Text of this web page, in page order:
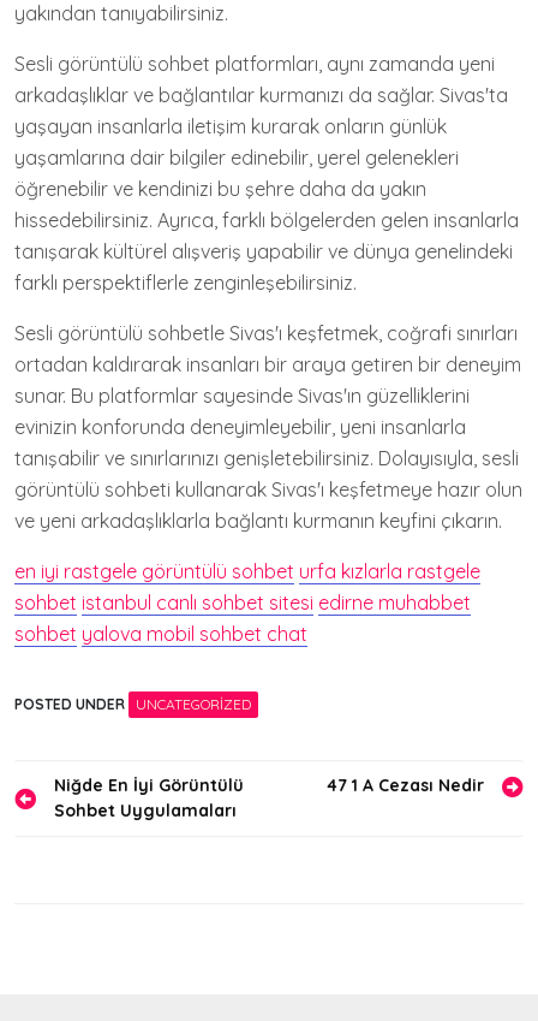
yakından tanıyabilirsiniz.
Sesli görüntülü sohbet platformları, aynı zamanda yeni
arkadaşlıklar ve bağlantılar kurmanızı da sağlar. Sivas'ta
yaşayan insanlarla iletişim kurarak onların günlük
yaşamlarına dair bilgiler edinebilir, yerel gelenekleri
öğrenebilir ve kendinizi bu şehre daha da yakın
hissedebilirsiniz. Ayrıca, farklı bölgelerden gelen insanlarla
tanışarak kültürel alışveriş yapabilir ve dünya genelindeki
farklı perspektiflerle zenginleşebilirsiniz.
Sesli görüntülü sohbetle Sivas'ı keşfetmek, coğrafi sınırları
ortadan kaldırarak insanları bir araya getiren bir deneyim
sunar. Bu platformlar sayesinde Sivas'ın güzelliklerini
evinizin konforunda deneyimleyebilir, yeni insanlarla
tanışabilir ve sınırlarınızı genişletebilirsiniz. Dolayısıyla, sesli
görüntülü sohbeti kullanarak Sivas'ı keşfetmeye hazır olun
ve yeni arkadaşlıklarla bağlantı kurmanın keyfini çıkarın.
en iyi rastgele görüntülü sohbet urfa kızlarla rastgele
sohbet istanbul canlı sohbet sitesi edirne muhabbet
sohbet yalova mobil sohbet chat
POSTED UNDER UNCATEGORIZED
Yazı
gezinmesi
Niğde En İyi Görüntülü
Sohbet Uygulamaları
47 1 A Cezası Nedir